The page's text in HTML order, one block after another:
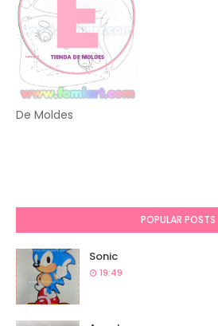
De Moldes
POPULAR POSTS
Sonic
19:49